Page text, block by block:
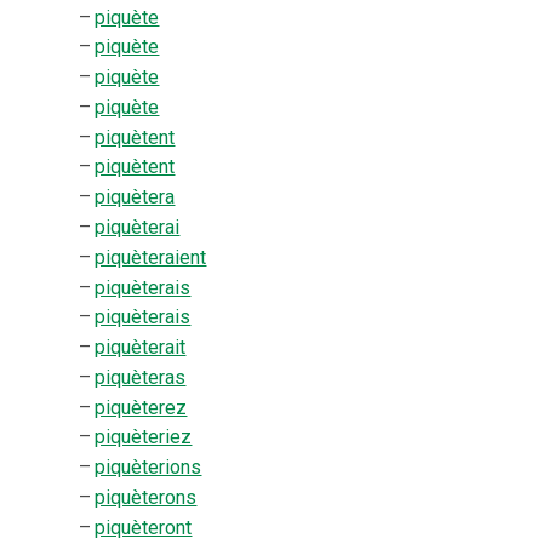
– piquète
– piquète
– piquète
– piquète
– piquètent
– piquètent
– piquètera
– piquèterai
– piquèteraient
– piquèterais
– piquèterais
– piquèterait
– piquèteras
– piquèterez
– piquèteriez
– piquèterions
– piquèterons
– piquèteront